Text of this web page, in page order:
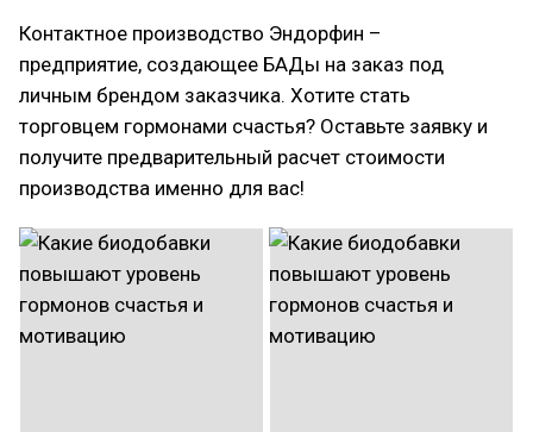
Контактное производство Эндорфин –
предприятие, создающее БАДы на заказ под
личным брендом заказчика. Хотите стать
торговцем гормонами счастья? Оставьте заявку и
получите предварительный расчет стоимости
производства именно для вас!